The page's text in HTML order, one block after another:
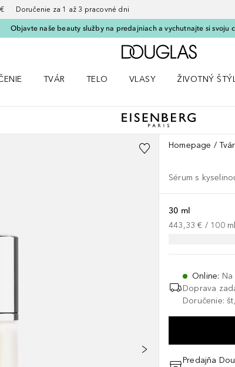
Doručenie za 1 až 3 pracovné dni
Objavte naše beauty služby na predajniach a vychutnajte si svoju
Domov
TVÁR
TELO
VLASY
ŽIVOTNÝ
Homepage Tvár
Sérum s
30 ml
443,33 € / 100 ml
Online: Na
Doprava
Doručenie:
Predajňa